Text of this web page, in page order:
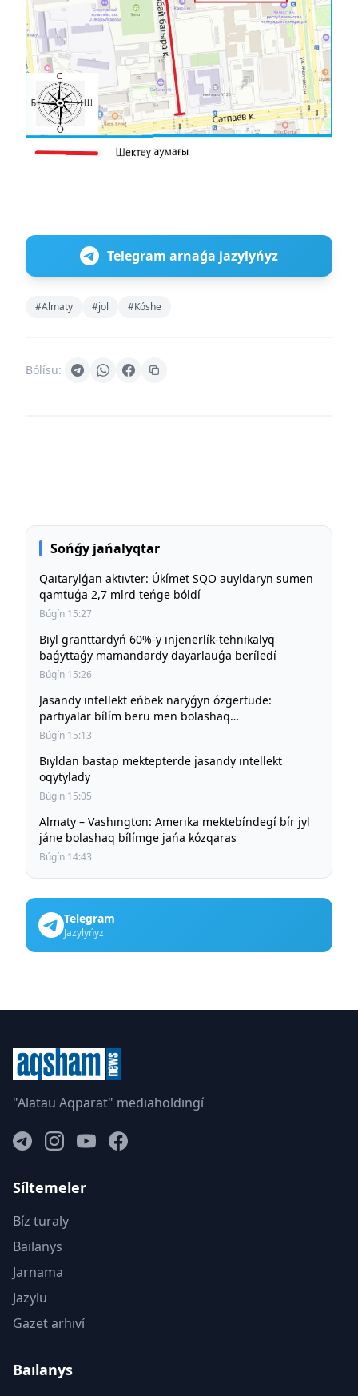
Telegram arnaǵa jazylyńyz
#Almaty #jol #Kóshe
Bólísu:
Sońǵy jańalyqtar
Qaıtarylǵan aktıvter: Úkímet SQO auyldaryn sumen
qamtuǵa 2,7 mlrd teńge bóldí
Búgín 15:27
Bıyl granttardyń 60%-y ınjenerlík-tehnıkalyq
baǵyttaǵy mamandardy dayarlauǵa beríledí
Búgín 15:26
Jasandy ıntellekt eńbek naryǵyn ózgertude:
partıyalar bílím beru men bolashaq
mamandyqtardy talqylady
Búgín 15:13
Bıyldan bastap mektepterde jasandy ıntellekt
oqytylady
Búgín 15:05
Almaty – Vashıngton: Amerıka mektebíndegí bír jyl
jáne bolashaq bílímge jańa kózqaras
Búgín 14:43
Telegram
Jazylyńyz
"Alatau Aqparat" medıaholdıngí
Síltemeler
Bíz turaly
Baılanys
Jarnama
Jazylu
Gazet arhıví
Baılanys